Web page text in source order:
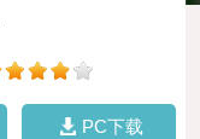
PC下载